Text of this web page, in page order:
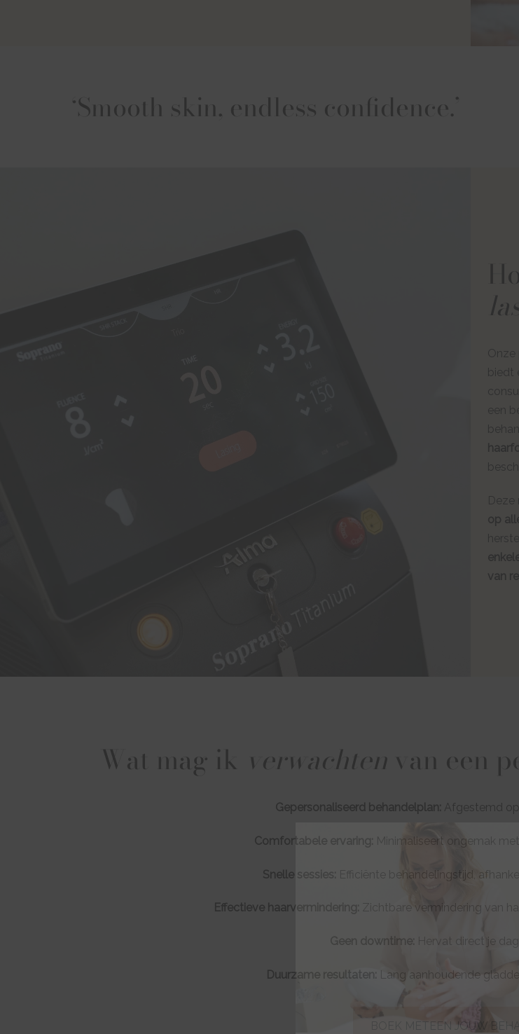
‘Smooth skin, endless confidence.’
Onze
biedt
een
Deze
op
van
Wat mag ik verwachten van een
Gepersonaliseerd behandelplan: Afgestemd
Comfortabele ervaring: Minimaliseert ongemak
Snelle sessies: Efficiënte behandelingstijd,
Effectieve haarvermindering: Zichtbare vermindering van
Geen downtime: Hervat direct je
Duurzame resultaten: Lang aanhoudende
BOEK METEEN JOUW